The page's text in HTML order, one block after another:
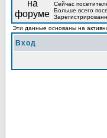
Сейчас
Больше всего
Эти данные основаны на
Вход